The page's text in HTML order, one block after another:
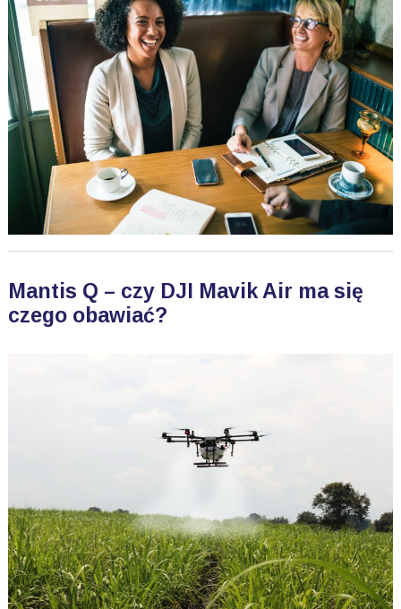
Mantis Q – czy DJI Mavik Air ma się
czego obawiać?